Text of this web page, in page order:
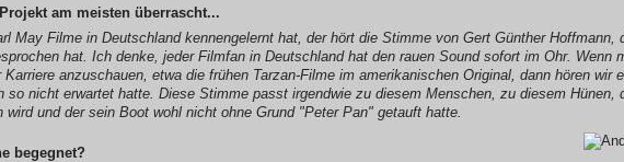
am meisten überrascht...
May Filme in Deutschland kennengelernt hat, der hört die Stimme von Gert Günther Hoffmann,
hat. Ich denke, jeder Filmfan in Deutschland hat den rauen Sound sofort im Ohr. Wenn
anzuschauen, etwa die frühen Tarzan-Filme im amerikanischen Original, dann hören wir
so nicht erwartet hatte. Diese Stimme passt irgendwie zu diesem Menschen, zu diesem Hünen,
und der sein Boot wohl nicht ohne Grund "Peter Pan" getauft hatte.
begegnet?